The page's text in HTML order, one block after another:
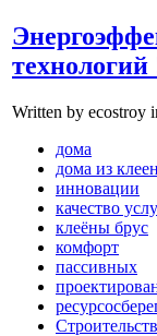
технологий
Written by ecostroy
дома
дома из
инновации
качество
клеёны брус
комфорт
пассивных